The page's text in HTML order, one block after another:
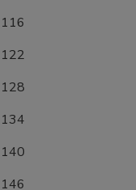
116
122
128
134
140
146